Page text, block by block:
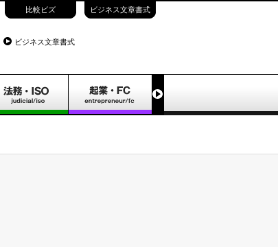
比較ビズ ビジネス文章書式
ビジネス文章書式